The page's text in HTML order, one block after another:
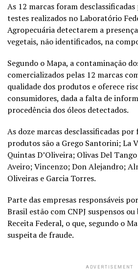
As 12 marcas foram
testes realizados no Laboratório
Agropecuária detectarem a
vegetais, não identificados, na
Segundo o Mapa, a contaminação
comercializados pelas 12 marcas
qualidade dos produtos e oferece
consumidores, dada a falta de
procedência dos óleos detectados.
As doze marcas desclassificadas por
produtos são a Grego Santorini; La
Quintas D’Oliveira; Olivas Del
Aveiro; Vincenzo; Don Alejandro;
Oliveiras e Garcia Torres.
Parte das empresas responsáveis
Brasil estão com CNPJ suspensos
Receita Federal, o que, segundo o
suspeita de fraude.
ADVERTISEMENT